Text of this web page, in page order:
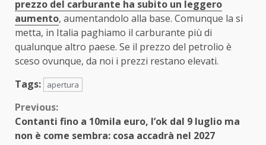
prezzo del carburante ha subito un leggero
aumento, aumentandolo alla base. Comunque la si
metta, in Italia paghiamo il carburante più di
qualunque altro paese. Se il prezzo del petrolio è
sceso ovunque, da noi i prezzi restano elevati.
Tags:
apertura
Continue
Reading
Previous:
Contanti fino a 10mila euro, l’ok dal 9 luglio ma
non è come sembra: cosa accadrà nel 2027